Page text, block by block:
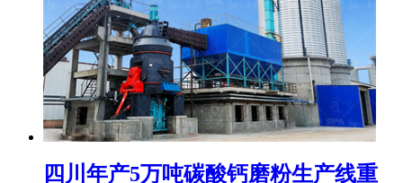
四川年产5万吨碳酸钙磨粉生产线重